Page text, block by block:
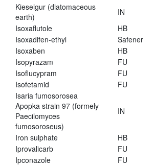
Kieselgur (diatomaceous
earth)
IN
Isoxaflutole
HB
Isoxadifen-ethyl
Safener
Isoxaben
HB
Isopyrazam
FU
Isoflucypram
FU
Isofetamid
FU
Isaria fumosorosea
Apopka strain 97 (formely
Paecilomyces
fumosoroseus)
IN
Iron sulphate HB
Iprovalicarb
FU
Ipconazole
FU